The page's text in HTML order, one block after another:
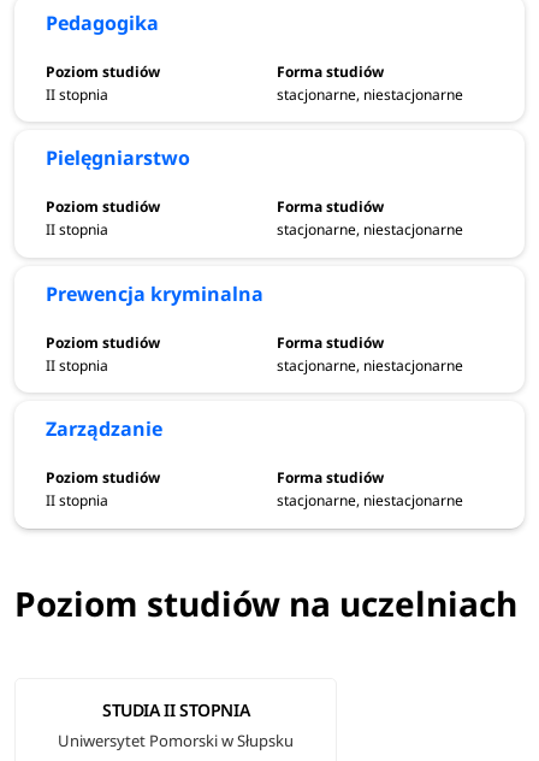
Pedagogika
II stopnia stacjonarne, niestacjonarne
Pielęgniarstwo
II stopnia stacjonarne, niestacjonarne
Prewencja kryminalna
II stopnia stacjonarne, niestacjonarne
Zarządzanie
II stopnia stacjonarne, niestacjonarne
Poziom studiów na uczelniach
STUDIA II STOPNIA
Uniwersytet Pomorski w Słupsku